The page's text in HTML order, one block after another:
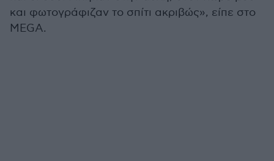
και φωτογράφιζαν το σπίτι ακριβώς», είπε στο
MEGA.